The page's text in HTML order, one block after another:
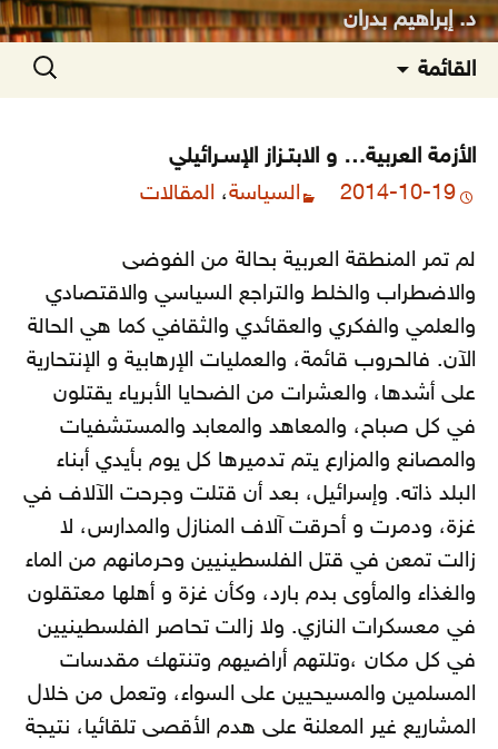
د. إبراهيم بدران
القائمة
إلى
البحث
عن:
الأزمة العربية… و الابتـزاز الإسـرائيلي
2014-10-19
السياسة، المقالات
لم تمر المنطقة العربية بحالة من الفوضى
والاضطراب والخلط والتراجع السياسي والاقتصادي
والعلمي والفكري والعقائدي والثقافي كما هي الحالة
الآن. فالحروب قائمة، والعمليات الإرهابية و الإنتحارية
على أشدها، والعشرات من الضحايا الأبرياء يقتلون
في كل صباح، والمعاهد والمعابد والمستشفيات
والمصانع والمزارع يتم تدميرها كل يوم بأيدي أبناء
البلد ذاته. وإسرائيل، بعد أن قتلت وجرحت الآلاف في
غزة، ودمرت و أحرقت آلاف المنازل والمدارس، لا
زالت تمعن في قتل الفلسطينيين وحرمانهم من الماء
والغذاء والمأوى بدم بارد، وكأن غزة و أهلها معتقلون
في معسكرات النازي. ولا زالت تحاصر الفلسطينيين
في كل مكان ،وتلتهم أراضيهم وتنتهك مقدسات
المسلمين والمسيحيين على السواء، وتعمل من خلال
المشاريع غير المعلنة على هدم الأقصى تلقائيا، نتيجة